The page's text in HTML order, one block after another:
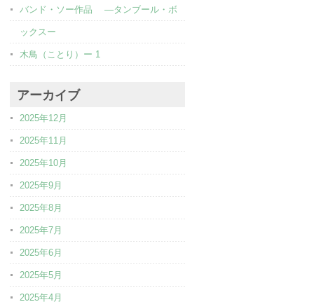
バンド・ソー作品 ―タンブール・ボ
ックスー
木鳥（ことり）ー 1
アーカイブ
2025年12月
2025年11月
2025年10月
2025年9月
2025年8月
2025年7月
2025年6月
2025年5月
2025年4月